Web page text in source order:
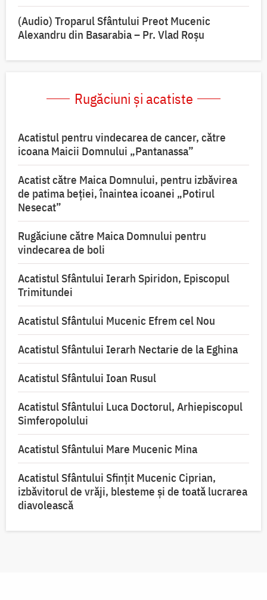
(Audio) Troparul Sfântului Preot Mucenic
Alexandru din Basarabia – Pr. Vlad Roșu
Rugăciuni și acatiste
Acatistul pentru vindecarea de cancer, către
icoana Maicii Domnului „Pantanassa”
Acatist către Maica Domnului, pentru izbăvirea
de patima beției, înaintea icoanei „Potirul
Nesecat”
Rugăciune către Maica Domnului pentru
vindecarea de boli
Acatistul Sfântului Ierarh Spiridon, Episcopul
Trimitundei
Acatistul Sfântului Mucenic Efrem cel Nou
Acatistul Sfântului Ierarh Nectarie de la Eghina
Acatistul Sfântului Ioan Rusul
Acatistul Sfântului Luca Doctorul, Arhiepiscopul
Simferopolului
Acatistul Sfântului Mare Mucenic Mina
Acatistul Sfântului Sfințit Mucenic Ciprian,
izbăvitorul de vrăji, blesteme și de toată lucrarea
diavolească